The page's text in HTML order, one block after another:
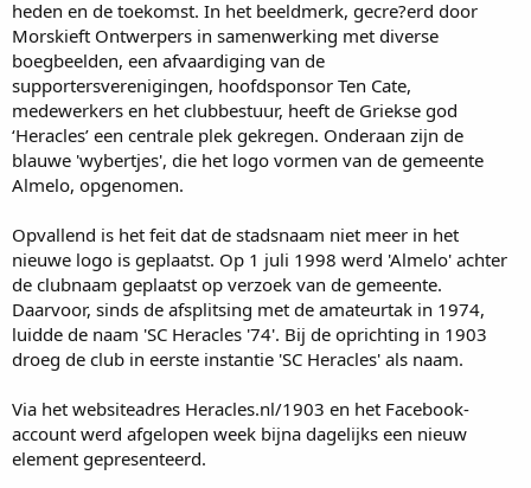
heden en de toekomst. In het beeldmerk, gecre?erd door
Morskieft Ontwerpers in samenwerking met diverse
boegbeelden, een afvaardiging van de
supportersverenigingen, hoofdsponsor Ten Cate,
medewerkers en het clubbestuur, heeft de Griekse god
‘Heracles’ een centrale plek gekregen. Onderaan zijn de
blauwe 'wybertjes', die het logo vormen van de gemeente
Almelo, opgenomen.
Opvallend is het feit dat de stadsnaam niet meer in het
nieuwe logo is geplaatst. Op 1 juli 1998 werd 'Almelo' achter
de clubnaam geplaatst op verzoek van de gemeente.
Daarvoor, sinds de afsplitsing met de amateurtak in 1974,
luidde de naam 'SC Heracles '74'. Bij de oprichting in 1903
droeg de club in eerste instantie 'SC Heracles' als naam.
Via het websiteadres Heracles.nl/1903 en het Facebook-
account werd afgelopen week bijna dagelijks een nieuw
element gepresenteerd.